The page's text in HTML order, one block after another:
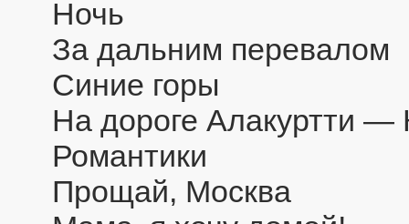
Ночь
За дальним перевалом
Синие горы
На дороге Алакуртти —
Романтики
Прощай, Москва